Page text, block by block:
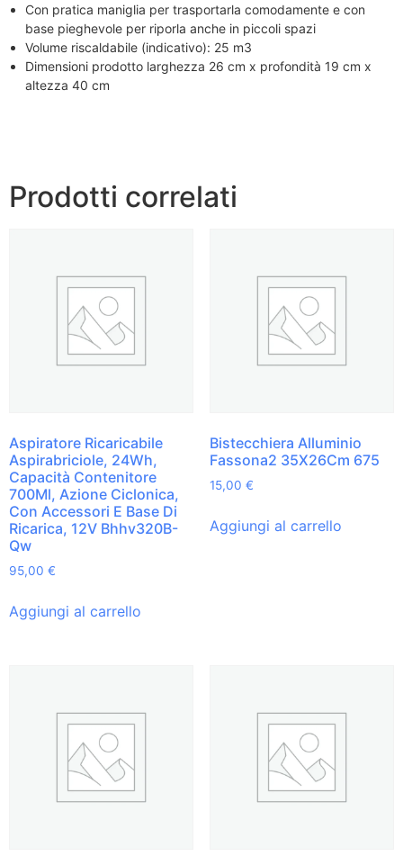
Con pratica maniglia per trasportarla comodamente e con
base pieghevole per riporla anche in piccoli spazi
Volume riscaldabile (indicativo): 25 m3
Dimensioni prodotto larghezza 26 cm x profondità 19 cm x
altezza 40 cm
Prodotti correlati
Aspiratore Ricaricabile
Aspirabriciole, 24Wh,
Capacità Contenitore
700Ml, Azione Ciclonica,
Con Accessori E Base Di
Ricarica, 12V Bhhv320B-
Qw
95,00 €
Aggiungi al carrello
Bistecchiera Alluminio
Fassona2 35X26Cm 675
15,00 €
Aggiungi al carrello